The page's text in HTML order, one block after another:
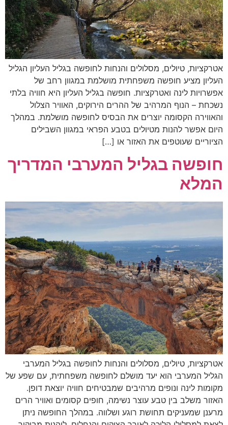
אטרקציות, טיולים, מסלולים והנחות לחופשה בגליל העליון הגליל
העליון מציע חופשה משפחתית מושלמת במגוון רחב של
אפשרויות לינה ואטרקציות. חופשה בגליל העליון היא חוויה בלתי
נשכחת – הנוף המרהיב של ההרים הירוקים, האוויר הצלול
והאווירה הקסומה יוצרים את הבסיס לחופשה מושלמת. במהלך
היום אפשר להנות מטיולים בטבע הפראי במגוון השבילים
הציוריים שעוטפים את האזור או […]
חופשה בגליל המערבי המדריך
המלא
אטרקציות, טיולים, מסלולים והנחות לחופשה בגליל המערבי
הגליל המערבי הוא יעד מושלם לחופשה משפחתית, עם שפע של
מקומות לינה ונופים מרהיבים שמבטיחים חוויה יוצאת דופן.
האזור משלב בין טבע עוצר נשימה, חופים קסומים ואוויר הרים
מרענן שמעניקים תחושת רוגע ושלווה. במהלך החופשה ניתן